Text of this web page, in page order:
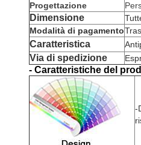
Progettazione
Dimensione
Modalità di pagamento
Caratteristica
Via di spedizione
- Caratteristiche del
-